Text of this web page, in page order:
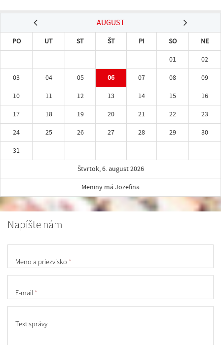
AUGUST
PO UT ST ŠT PI SO
NE
01
02
03
04 05 06 07 08
09
10
11 12 13 14 15
16
17
18 19 20 21 22
23
24
25 26 27 28 29
30
31
Štvrtok, 6. august 2026
Meniny má Jozefína
Napíšte nám
Meno a priezvisko *
E-mail *
Text správy